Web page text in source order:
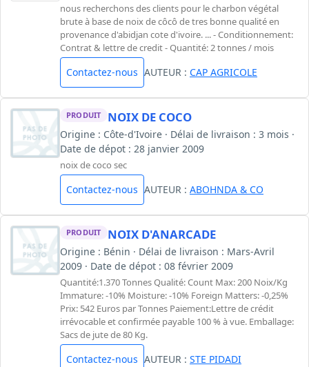
nous recherchons des clients pour le charbon végétal
brute à base de noix de côcô de tres bonne qualité en
provenance d'abidjan cote d'ivoire. ... - Conditionnement:
Contrat & lettre de credit - Quantité: 2 tonnes / mois
Contactez-nous AUTEUR : CAP AGRICOLE
PRODUIT NOIX DE COCO
Origine : Côte-d'Ivoire · Délai de livraison : 3 mois ·
Date de dépot : 28 janvier 2009
noix de coco sec
Contactez-nous AUTEUR : ABOHNDA & CO
PRODUIT NOIX D'ANARCADE
Origine : Bénin · Délai de livraison : Mars-Avril
2009 · Date de dépot : 08 février 2009
Quantité:1.370 Tonnes Qualité: Count Max: 200 Noix/Kg
Immature: -10% Moisture: -10% Foreign Matters: -0,25%
Prix: 542 Euros par Tonnes Paiement:Lettre de crédit
irrévocable et confirmée payable 100 % à vue. Emballage:
Sacs de jute de 80 Kg.
Contactez-nous AUTEUR : STE PIDADI